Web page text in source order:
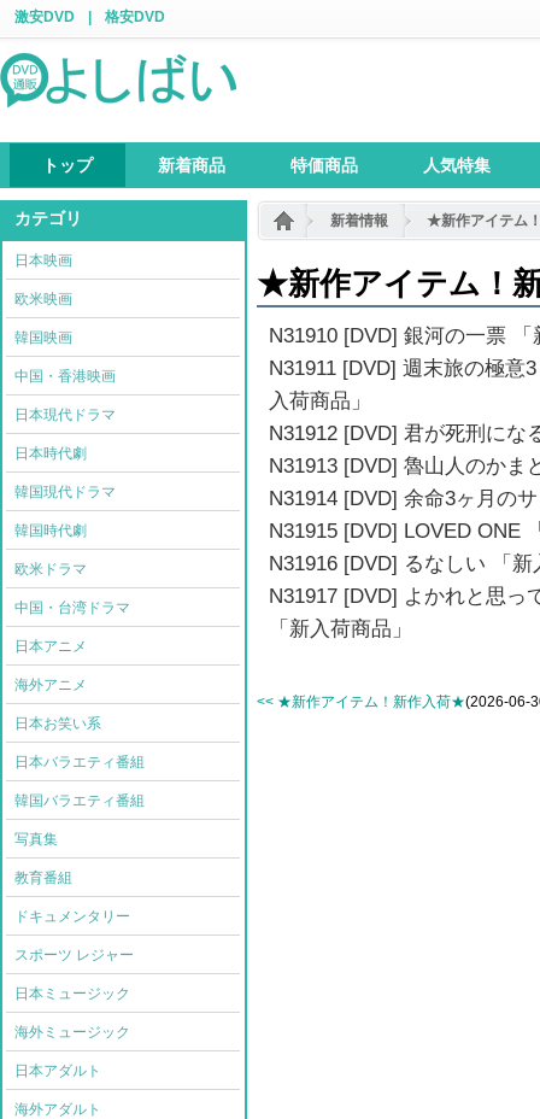
激安DVD 格安DVD
トップ 新着商品 特価商品 人気特集
カテゴリ
日本映画
欧米映画
韓国映画
中国・香港映画
日本現代ドラマ
日本時代劇
韓国現代ドラマ
韓国時代劇
欧米ドラマ
中国・台湾ドラマ
日本アニメ
海外アニメ
日本お笑い系
日本バラエティ番組
韓国バラエティ番組
写真集
教育番組
ドキュメンタリー
スポーツ レジャー
日本ミュージック
海外ミュージック
日本アダルト
海外アダルト
新着情報 ★新作アイテム
★新作アイテム！
N31910 [DVD] 銀河の一票
N31911 [DVD] 週末旅の極意
入荷商品」
N31912 [DVD] 君が死刑にな
N31913 [DVD] 魯山人のかま
N31914 [DVD] 余命3ヶ月の
N31915 [DVD] LOVED ONE
N31916 [DVD] るなしい 「新
N31917 [DVD] よかれと思っ
「新入荷商品」
<< ★新作アイテム！新作入荷★(2026-06-